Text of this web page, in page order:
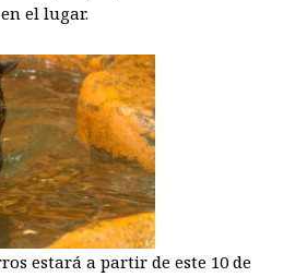
el lugar.
estará a partir de este 10 de